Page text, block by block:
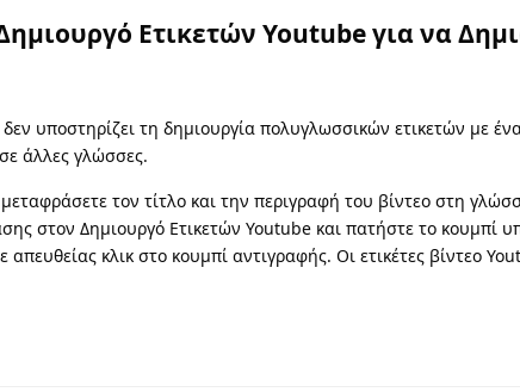
Ετικετών Youtube για να
υποστηρίζει τη δημιουργία πολυγλωσσικών ετικετών με
άλλες γλώσσες.
τον τίτλο και την περιγραφή του βίντεο στη
στον Δημιουργό Ετικετών Youtube και πατήστε το κουμπί
απευθείας κλικ στο κουμπί αντιγραφής. Οι ετικέτες βίντεο